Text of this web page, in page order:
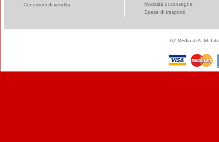
Condizioni di vendita
Modalità di consegna
Spese di trasporto
A2 Media di A. M.